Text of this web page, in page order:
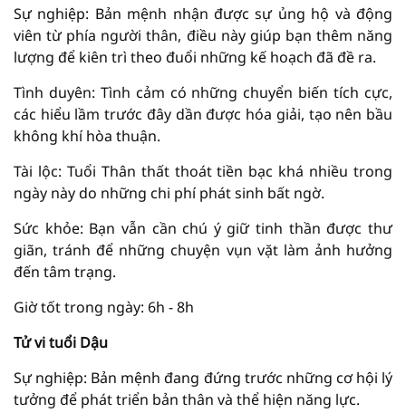
Sự nghiệp: Bản mệnh nhận được sự ủng hộ và động
viên từ phía người thân, điều này giúp bạn thêm năng
lượng để kiên trì theo đuổi những kế hoạch đã đề ra.
Tình duyên: Tình cảm có những chuyển biến tích cực,
các hiểu lầm trước đây dần được hóa giải, tạo nên bầu
không khí hòa thuận.
Tài lộc: Tuổi Thân thất thoát tiền bạc khá nhiều trong
ngày này do những chi phí phát sinh bất ngờ.
Sức khỏe: Bạn vẫn cần chú ý giữ tinh thần được thư
giãn, tránh để những chuyện vụn vặt làm ảnh hưởng
đến tâm trạng.
Giờ tốt trong ngày: 6h - 8h
Tử vi tuổi Dậu
Sự nghiệp: Bản mệnh đang đứng trước những cơ hội lý
tưởng để phát triển bản thân và thể hiện năng lực.